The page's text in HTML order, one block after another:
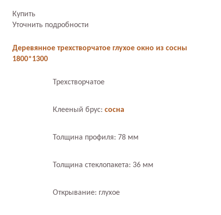
Купить
Уточнить подробности
Деревянное трехстворчатое глухое окно из сосны
1800*1300
Трехстворчатое
Клееный брус: сосна
Толщина профиля: 78 мм
Толщина стеклопакета: 36 мм
Открывание: глухое